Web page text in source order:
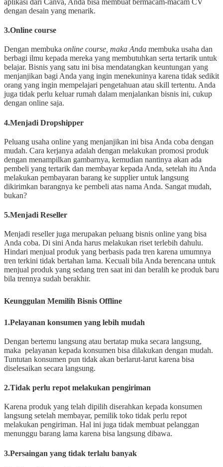
dengan desain yang menarik.
3.Online course
Dengan membuka online course, maka Anda membuka usaha dan
berbagi ilmu kepada mereka yang membutuhkan serta tertarik untuk
belajar. Bisnis yang satu ini bisa mendatangkan keuntungan yang
menjanjikan bagi Anda yang ingin menekuninya karena tidak sedikit
orang yang ingin mempelajari pengetahuan atau skill tertentu. Anda
juga tidak perlu keluar rumah dalam menjalankan bisnis ini, cukup
dengan online saja.
4.Menjadi Dropshipper
Peluang usaha online yang menjanjikan ini bisa Anda coba dengan
mudah. Cara kerjanya adalah dengan melakukan promosi produk
dengan menampilkan gambarnya, kemudian nantinya akan ada
pembeli yang tertarik dan membayar kepada Anda, setelah itu Anda
melakukan pembayaran barang ke supplier untuk langsung
dikirimkan barangnya ke pembeli atas nama Anda. Sangat mudah,
bukan?
5.Menjadi Reseller
Menjadi reseller juga merupakan peluang bisnis online yang bisa
Anda coba. Di sini Anda harus melakukan riset terlebih dahulu.
Hindari menjual produk yang berbasis pada tren karena umumnya
tren terkini tidak bertahan lama. Kecuali bila Anda berencana untuk
menjual produk yang sedang tren saat ini dan beralih ke produk baru
bila trennya sudah berakhir.
Keunggulan Memilih Bisnis Offline
1.Pelayanan konsumen yang lebih mudah
Dengan bertemu langsung atau bertatap muka secara langsung,
maka pelayanan kepada konsumen bisa dilakukan dengan mudah.
Tuntutan konsumen pun tidak akan berlarut-larut karena bisa
diselesaikan secara langsung.
2.Tidak perlu repot melakukan pengiriman
Karena produk yang telah dipilih diserahkan kepada konsumen
langsung setelah membayar, pemilik toko tidak perlu repot
melakukan pengiriman. Hal ini juga tidak membuat pelanggan
menunggu barang lama karena bisa langsung dibawa.
3.Persaingan yang tidak terlalu banyak